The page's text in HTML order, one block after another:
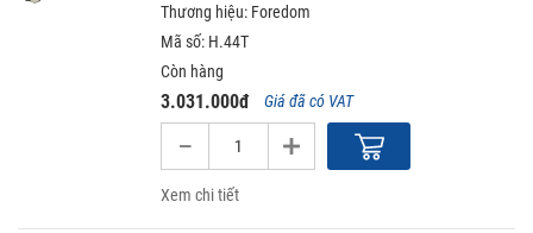
Thương hiệu: Foredom
Mã số: H.44T
Còn hàng
3.031.000đ Giá đã có VAT
Xem chi tiết